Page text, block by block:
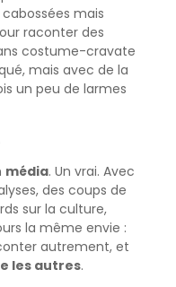
mais
raconter des
costume-cravate
mais avec de la
un peu de larmes
média. Un vrai. Avec
des coups de
sur la culture,
la même envie :
autrement, et
les autres.